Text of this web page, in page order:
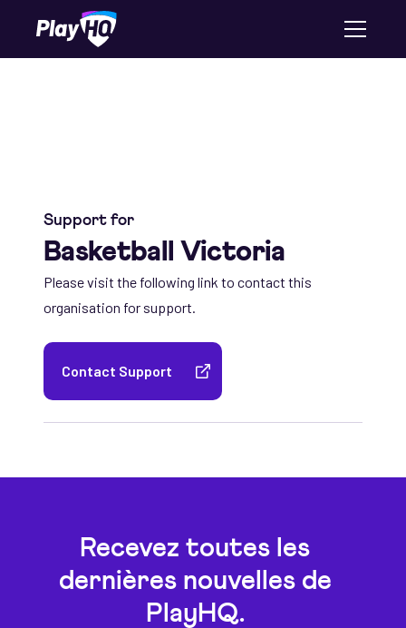
Support for
Basketball Victoria
Please visit the following link to contact this
organisation for support.
Contact Support
Recevez toutes les
dernières nouvelles de
PlayHQ.